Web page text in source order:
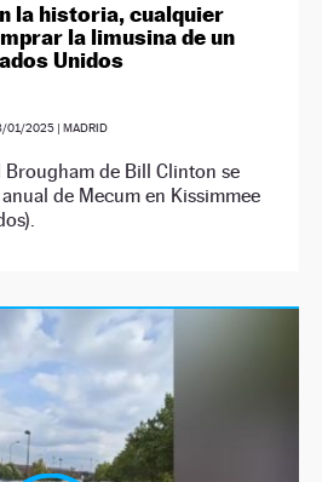
la historia, cualquier
la limusina de un
Unidos
01/2025| MADRID
Brougham de Bill Clinton se
de Mecum en Kissimmee